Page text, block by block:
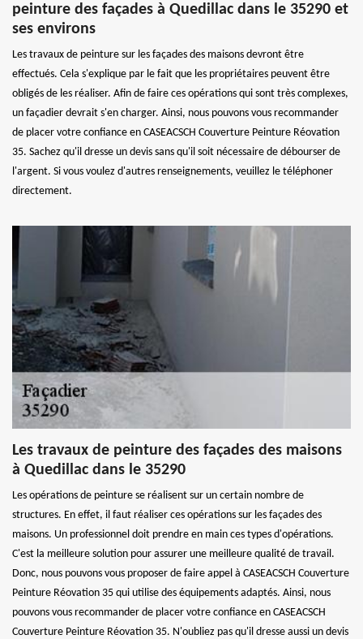
peinture des façades à Quedillac dans le 35290 et
ses environs
Les travaux de peinture sur les façades des maisons devront être
effectués. Cela s'explique par le fait que les propriétaires peuvent être
obligés de les réaliser. Afin de faire ces opérations qui sont très complexes,
un façadier devrait s'en charger. Ainsi, nous pouvons vous recommander
de placer votre confiance en CASEACSCH Couverture Peinture Réovation
35. Sachez qu'il dresse un devis sans qu'il soit nécessaire de débourser de
l'argent. Si vous voulez d'autres renseignements, veuillez le téléphoner
directement.
Les travaux de peinture des façades des maisons
à Quedillac dans le 35290
Les opérations de peinture se réalisent sur un certain nombre de
structures. En effet, il faut réaliser ces opérations sur les façades des
maisons. Un professionnel doit prendre en main ces types d'opérations.
C'est la meilleure solution pour assurer une meilleure qualité de travail.
Donc, nous pouvons vous proposer de faire appel à CASEACSCH Couverture
Peinture Réovation 35 qui utilise des équipements adaptés. Ainsi, nous
pouvons vous recommander de placer votre confiance en CASEACSCH
Couverture Peinture Réovation 35. N'oubliez pas qu'il dresse aussi un devis